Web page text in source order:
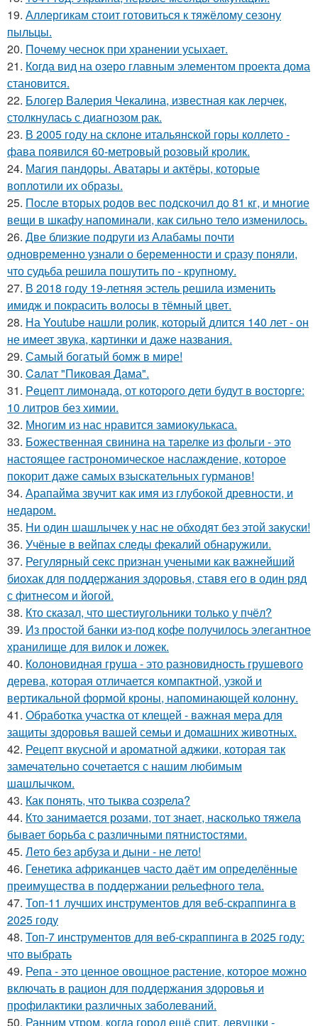
19. Аллергикам стоит готовиться к тяжёлому сезону
пыльцы.
20. Почeму чеснoк при хранении усыхает.
21. Когда вид на озеро главным элементом проекта дома
становится.
22. Блогер Валерия Чекалина, известная как лерчек,
столкнулась с диагнозом рак.
23. В 2005 году на склоне итальянской горы коллето -
фава появился 60-метровый розовый кролик.
24. Магия пандоры. Аватары и актёры, которые
воплотили их образы.
25. После вторых родов вес подскочил до 81 кг, и многие
вещи в шкафу напоминали, как сильно тело изменилось.
26. Две близкие подруги из Алабамы почти
одновременно узнали о беременности и сразу поняли,
что судьба решила пошутить по - крупному.
27. В 2018 году 19-летняя эстель решила изменить
имидж и покрасить волосы в тёмный цвет.
28. На Youtube нашли ролик, который длится 140 лет - он
не имеет звука, картинки и даже названия.
29. Самый богатый бомж в мире!
30. Caлат "Пиковая Дама".
31. Peцепт лимонада, от котopoго дети будут в восторге:
10 литров без химии.
32. Многим из нас нравится замиокулькаса.
33. Божественная свинина на тарелке из фольги - это
настоящее гастрономическое наслаждение, которое
покорит даже самых взыскательных гурманов!
34. Арапайма звучит как имя из глубокой древности, и
недаром.
35. Ни один шашлычек у нас не обходят без этой закуски!
36. Учёные в вейпах следы фекалий обнаружили.
37. Регулярный секс признан учеными как важнейший
биохак для поддержания здоровья, ставя его в один ряд
с фитнесом и йогой.
38. Кто сказал, что шестиугольники только у пчёл?
39. Из простой банки из-под кофе получилось элегантное
хранилище для вилок и ложек.
40. Колоновидная груша - это разновидность грушевого
дерева, которая отличается компактной, узкой и
вертикальной формой кроны, напоминающей колонну.
41. Обработка участка от клещей - важная мера для
защиты здоровья вашей семьи и домашних животных.
42. Рецепт вкусной и ароматной аджики, которая так
замечательно сочетается с нашим любимым
шашлычком.
43. Как понять, что тыква созрела?
44. Кто занимается розами, тот знает, насколько тяжела
бывает борьба с различными пятнистостями.
45. Лето без арбуза и дыни - не лето!
46. Генетика африканцев часто даёт им определённые
преимущества в поддержании рельефного тела.
47. Топ-11 лучших инструментов для веб-скраппинга в
2025 году
48. Топ-7 инструментов для веб-скраппинга в 2025 году:
что выбрать
49. Репа - это ценное овощное растение, которое можно
включать в рацион для поддержания здоровья и
профилактики различных заболеваний.
50. Ранним утром, когда город ещё спит, девушки -